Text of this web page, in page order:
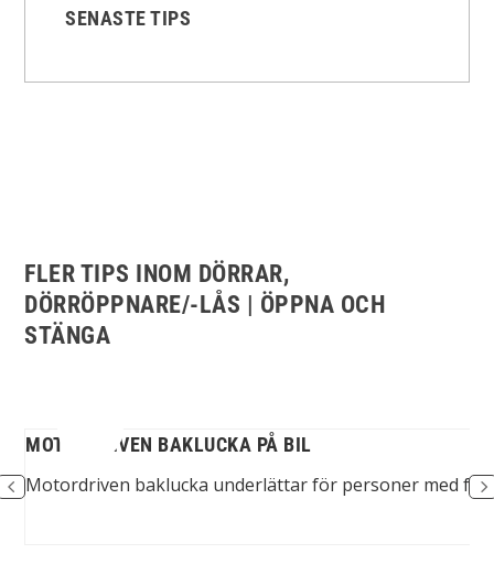
SENASTE TIPS
FLER TIPS INOM DÖRRAR,
DÖRRÖPPNARE/-LÅS | ÖPPNA OCH
STÄNGA
MOTORDRIVEN BAKLUCKA PÅ BIL
Motordriven baklucka underlättar för personer med